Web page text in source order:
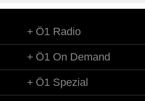
Ö1 Radio
Ö1 On Demand
Ö1 Spezial